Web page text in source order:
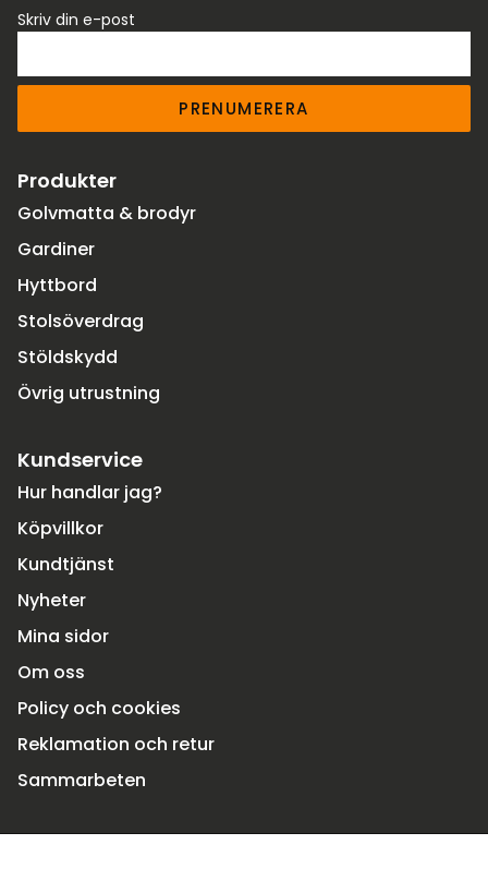
Skriv din e-post
PRENUMERERA
Produkter
Golvmatta & brodyr
Gardiner
Hyttbord
Stolsöverdrag
Stöldskydd
Övrig utrustning
Kundservice
Hur handlar jag?
Köpvillkor
Kundtjänst
Nyheter
Mina sidor
Om oss
Policy och cookies
Reklamation och retur
Sammarbeten